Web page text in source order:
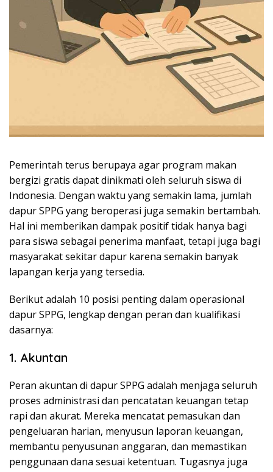
Pemerintah terus berupaya agar program makan
bergizi gratis dapat dinikmati oleh seluruh siswa di
Indonesia. Dengan waktu yang semakin lama, jumlah
dapur SPPG yang beroperasi juga semakin bertambah.
Hal ini memberikan dampak positif tidak hanya bagi
para siswa sebagai penerima manfaat, tetapi juga bagi
masyarakat sekitar dapur karena semakin banyak
lapangan kerja yang tersedia.
Berikut adalah 10 posisi penting dalam operasional
dapur SPPG, lengkap dengan peran dan kualifikasi
dasarnya:
1. Akuntan
Peran akuntan di dapur SPPG adalah menjaga seluruh
proses administrasi dan pencatatan keuangan tetap
rapi dan akurat. Mereka mencatat pemasukan dan
pengeluaran harian, menyusun laporan keuangan,
membantu penyusunan anggaran, dan memastikan
penggunaan dana sesuai ketentuan. Tugasnya juga